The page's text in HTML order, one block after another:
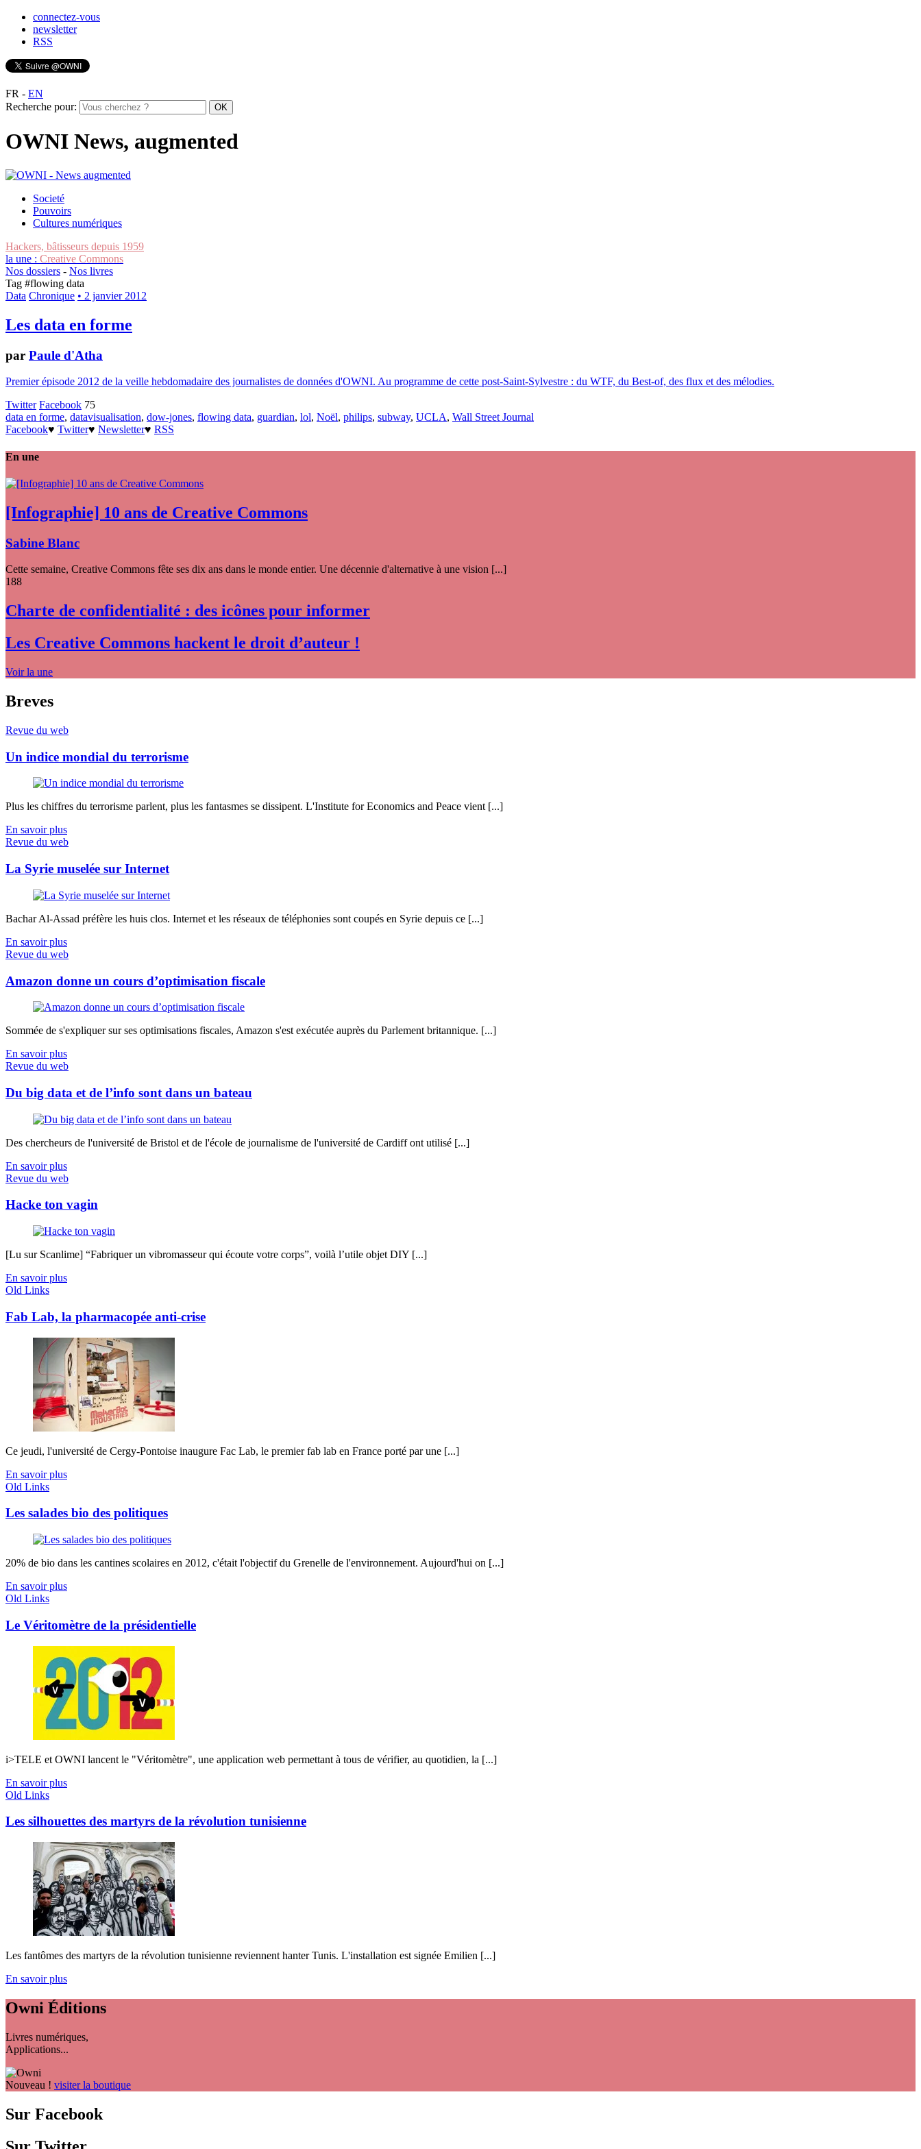
connectez-vous
newsletter
RSS
FR - EN
Recherche pour:
OWNI News, augmented
Societé
Pouvoirs
Cultures numériques
Hackers, bâtisseurs depuis 1959
la une : Creative Commons
Nos dossiers - Nos livres
Tag #flowing data
Data Chronique • 2 janvier 2012
Les data en forme
par Paule d'Atha
Premier épisode 2012 de la veille hebdomadaire des journalistes de données d'OWNI. Au programme de cette post-Saint-Sylvestre : du WTF, du Best-of, des flux et des mélodies.
Twitter Facebook 75
data en forme, datavisualisation, dow-jones, flowing data, guardian, lol, Noël, philips, subway, UCLA, Wall Street Journal
Facebook♥ Twitter♥ Newsletter♥ RSS
En une
[Infographie] 10 ans de Creative Commons
Sabine Blanc
Cette semaine, Creative Commons fête ses dix ans dans le monde entier. Une décennie d'alternative à une vision [...]
188
Charte de confidentialité : des icônes pour informer
Les Creative Commons hackent le droit d’auteur !
Voir la une
Breves
Revue du web
Un indice mondial du terrorisme
Plus les chiffres du terrorisme parlent, plus les fantasmes se dissipent. L'Institute for Economics and Peace vient [...]
En savoir plus
Revue du web
La Syrie muselée sur Internet
Bachar Al-Assad préfère les huis clos. Internet et les réseaux de téléphonies sont coupés en Syrie depuis ce [...]
En savoir plus
Revue du web
Amazon donne un cours d’optimisation fiscale
Sommée de s'expliquer sur ses optimisations fiscales, Amazon s'est exécutée auprès du Parlement britannique. [...]
En savoir plus
Revue du web
Du big data et de l’info sont dans un bateau
Des chercheurs de l'université de Bristol et de l'école de journalisme de l'université de Cardiff ont utilisé [...]
En savoir plus
Revue du web
Hacke ton vagin
[Lu sur Scanlime] “Fabriquer un vibromasseur qui écoute votre corps”, voilà l’utile objet DIY [...]
En savoir plus
Old Links
Fab Lab, la pharmacopée anti-crise
Ce jeudi, l'université de Cergy-Pontoise inaugure Fac Lab, le premier fab lab en France porté par une [...]
En savoir plus
Old Links
Les salades bio des politiques
20% de bio dans les cantines scolaires en 2012, c'était l'objectif du Grenelle de l'environnement. Aujourd'hui on [...]
En savoir plus
Old Links
Le Véritomètre de la présidentielle
i>TELE et OWNI lancent le "Véritomètre", une application web permettant à tous de vérifier, au quotidien, la [...]
En savoir plus
Old Links
Les silhouettes des martyrs de la révolution tunisienne
Les fantômes des martyrs de la révolution tunisienne reviennent hanter Tunis. L'installation est signée Emilien [...]
En savoir plus
Owni Éditions
Livres numériques,
Applications...
Nouveau ! visiter la boutique
Sur Facebook